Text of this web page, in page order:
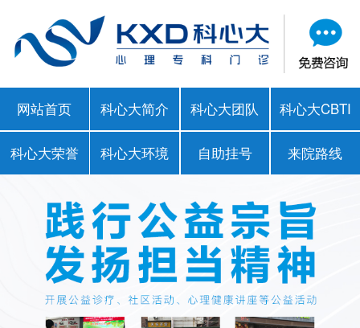
网站首页 科心大简介 科心大团队 科心大CBTI
科心大荣誉 科心大环境 自助挂号 来院路线